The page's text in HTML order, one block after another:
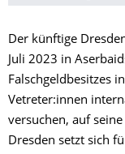
Der künftige
Juli 2023 in
Falschgeldbesitzes
Vetreter:innen
versuchen, auf
Dresden setzt sich